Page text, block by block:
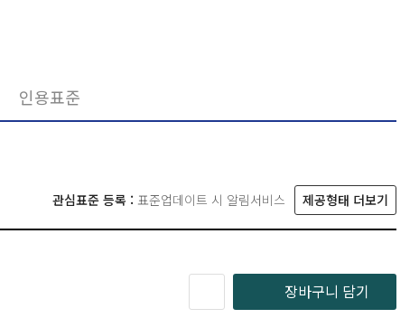
인용표준
관심표준 등록 : 표준업데이트 시 알림서비스 제공형태 더보기
장바구니 담기